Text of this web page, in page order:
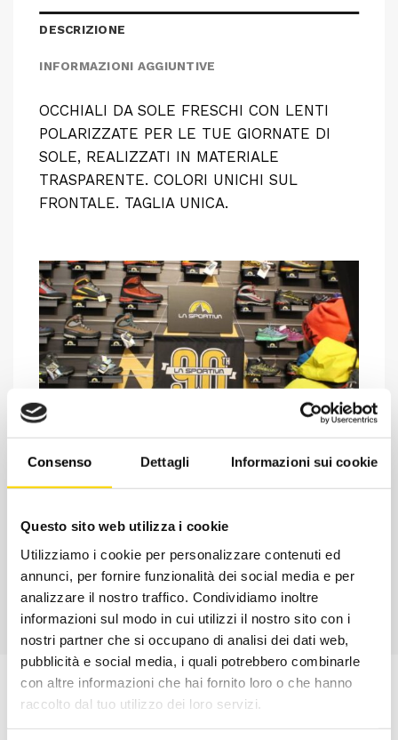
Consenso Dettagli Informazioni sui cookie
Questo sito web utilizza i cookie
Utilizziamo i cookie per personalizzare contenuti ed
annunci, per fornire funzionalità dei social media e per
analizzare il nostro traffico. Condividiamo inoltre
informazioni sul modo in cui utilizzi il nostro sito con i
nostri partner che si occupano di analisi dei dati web,
pubblicità e social media, i quali potrebbero combinarle
con altre informazioni che hai fornito loro o che hanno
raccolto dal tuo utilizzo dei loro servizi.
Chiedi ad un esperto
Davide di RRTrek
CONTATTA
DESCRIZIONE
INFORMAZIONI AGGIUNTIVE
OCCHIALI DA SOLE FRESCHI CON LENTI
POLARIZZATE PER LE TUE GIORNATE DI
SOLE, REALIZZATI IN MATERIALE
TRASPARENTE. COLORI UNICHI SUL
FRONTALE. TAGLIA UNICA.